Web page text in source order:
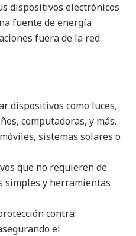
dispositivos electrónicos
fuente de energía
fuera de la red
dispositivos como luces,
computadoras, y más.
sistemas solares o
que no requieren de
simples y herramientas
contra
el